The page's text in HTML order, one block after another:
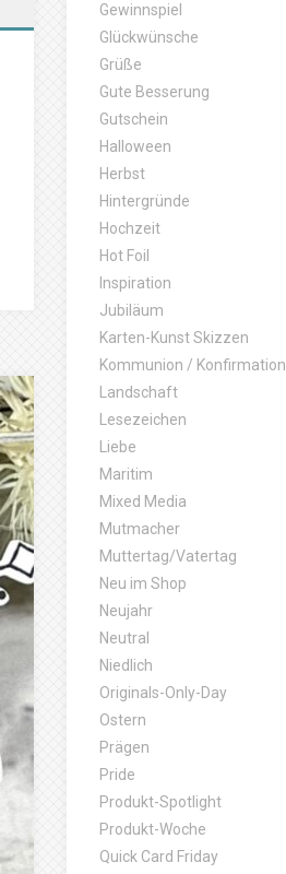
Gewinnspiel
Glückwünsche
Grüße
Gute Besserung
Gutschein
Halloween
Herbst
Hintergründe
Hochzeit
Hot Foil
Inspiration
Jubiläum
Karten-Kunst Skizzen
Kommunion / Konfirmation
Landschaft
Lesezeichen
Liebe
Maritim
Mixed Media
Mutmacher
Muttertag/Vatertag
Neu im Shop
Neujahr
Neutral
Niedlich
Originals-Only-Day
Ostern
Prägen
Pride
Produkt-Spotlight
Produkt-Woche
Quick Card Friday